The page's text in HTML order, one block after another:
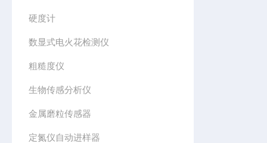
硬度计
数显式电火花检测仪
粗糙度仪
生物传感分析仪
金属磨粒传感器
定氮仪自动进样器